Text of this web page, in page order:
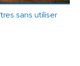
sans utiliser